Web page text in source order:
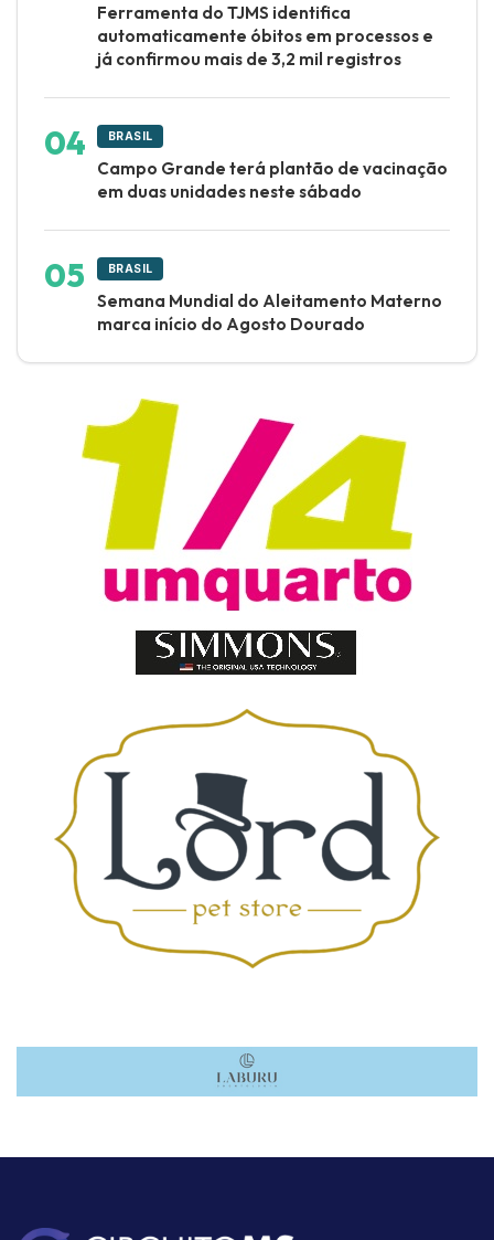
Ferramenta do TJMS identifica
automaticamente óbitos em processos e
já confirmou mais de 3,2 mil registros
BRASIL
Campo Grande terá plantão de vacinação
em duas unidades neste sábado
BRASIL
Semana Mundial do Aleitamento Materno
marca início do Agosto Dourado